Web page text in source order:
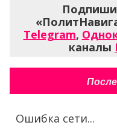
Telegram,
каналы
Ошибка сети...